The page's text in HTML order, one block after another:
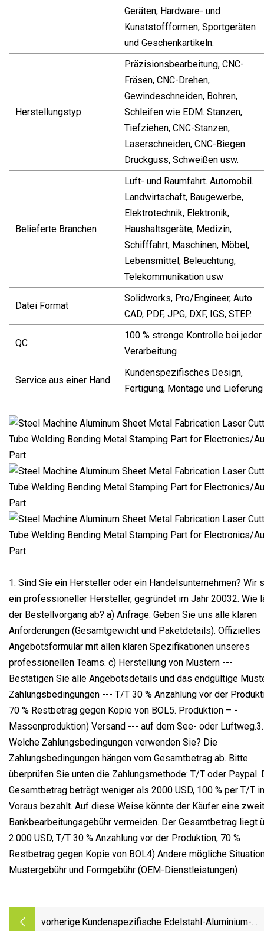
Geräten, Hardware- und
Kunststoffformen, Sportgeräten
und Geschenkartikeln.
Herstellungstyp
Präzisionsbearbeitung, CNC-
Fräsen, CNC-Drehen,
Gewindeschneiden, Bohren,
Schleifen wie EDM. Stanzen,
Tiefziehen, CNC-Stanzen,
Laserschneiden, CNC-Biegen.
Druckguss, Schweißen usw.
Belieferte Branchen
Luft- und Raumfahrt. Automobil.
Landwirtschaft, Baugewerbe,
Elektrotechnik, Elektronik,
Haushaltsgeräte, Medizin,
Schifffahrt, Maschinen, Möbel,
Lebensmittel, Beleuchtung,
Telekommunikation usw
Datei Format
Solidworks, Pro/Engineer, Auto
CAD, PDF, JPG, DXF, IGS, STEP.
QC
100 % strenge Kontrolle bei jeder
Verarbeitung
Service aus einer Hand
Kundenspezifisches Design,
Fertigung, Montage und Lieferung
1. Sind Sie ein Hersteller oder ein Handelsunternehmen? Wir
ein professioneller Hersteller, gegründet im Jahr 20032. Wie
der Bestellvorgang ab? a) Anfrage: Geben Sie uns alle klaren
Anforderungen (Gesamtgewicht und Paketdetails). Offizielles
Angebotsformular mit allen klaren Spezifikationen unseres
professionellen Teams. c) Herstellung von Mustern ---
Bestätigen Sie alle Angebotsdetails und das endgültige
Zahlungsbedingungen --- T/T 30 % Anzahlung vor der
70 % Restbetrag gegen Kopie von BOL5. Produktion – -
Massenproduktion) Versand --- auf dem See- oder Luftweg.3.
Welche Zahlungsbedingungen verwenden Sie? Die
Zahlungsbedingungen hängen vom Gesamtbetrag ab. Bitte
überprüfen Sie unten die Zahlungsmethode: T/T oder Paypal.
Gesamtbetrag beträgt weniger als 2000 USD, 100 % per T/T
Voraus bezahlt. Auf diese Weise könnte der Käufer eine
Bankbearbeitungsgebühr vermeiden. Der Gesamtbetrag liegt
2.000 USD, T/T 30 % Anzahlung vor der Produktion, 70 %
Restbetrag gegen Kopie von BOL4) Andere mögliche
Mustergebühr und Formgebühr (OEM-Dienstleistungen)
vorherige: Kundenspezifische Edelstahl-Aluminium-